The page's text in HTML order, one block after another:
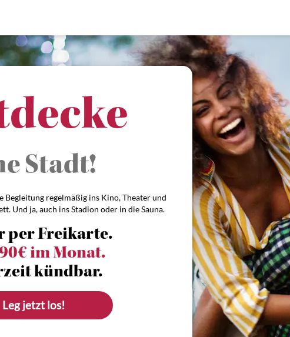
deine
Begleitung regelmäßig ins Kino, Theater und
Und ja, auch ins Stadion oder in die Sauna.
per Freikarte.
im Monat.
kündbar.
Leg jetzt los!